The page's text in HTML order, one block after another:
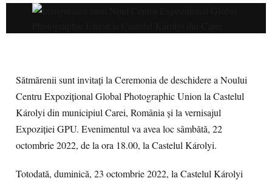
Sătmărenii sunt invitați la Ceremonia de deschidere a Noului
Centru Expozițional Global Photographic Union la Castelul
Károlyi din municipiul Carei, România și la vernisajul
Expoziției GPU. Evenimentul va avea loc sâmbătă, 22
octombrie 2022, de la ora 18.00, la Castelul Károlyi.
Totodată, duminică, 23 octombrie 2022, la Castelul Károlyi